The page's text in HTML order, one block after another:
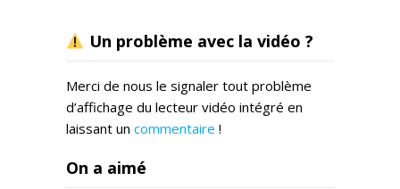
Un problème avec la vidéo ?
Merci de nous le signaler tout problème
d’affichage du lecteur vidéo intégré en
laissant un commentaire !
On a aimé